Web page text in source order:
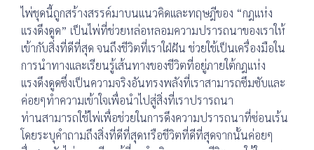
ไพ่ชุดนี้ถูกสร้างสรรค์มาบนแนวคิดและทฤษฎีของ “กฎแห่ง
แรงดึงดูด” เป็นไพ่ที่ช่วยหล่อหลอมความปรารถนาของเราให้
เข้ากับสิ่งที่ดีที่สุด จนถึงชีวิตที่เราใฝ่ฝัน ช่วยใช้เป็นเครื่องมือใน
การนำทางและเรียนรู้เส้นทางของชีวิตที่อยู่ภายใต้กฎแห่ง
แรงดึงดูดซึ่งเป็นความจริงอันทรงพลังที่เราสามารถซึมซับและ
ค่อยๆทำความเข้าใจเพื่อนำไปสู่สิ่งที่เราปรารถนา
ท่านสามารถใช้ไพ่เพื่อช่วยในการดึงความปรารถนาที่ซ่อนเร้น
โดยระบุคำถามถึงสิ่งที่ดีที่สุดหรือชีวิตที่ดีที่สุดจากนั้นค่อยๆ